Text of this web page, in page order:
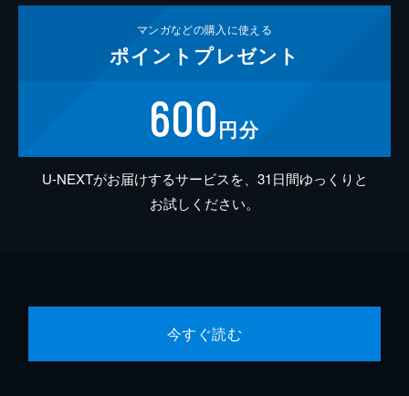
マンガなどの購入に使える
ポイント プレゼント
600円分
U-NEXTがお届けするサービスを、31日間ゆっくりと
お試しください。
今すぐ読む